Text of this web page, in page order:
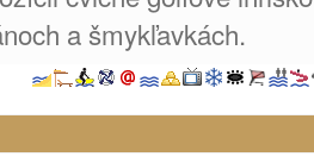
a šmykľavkách.